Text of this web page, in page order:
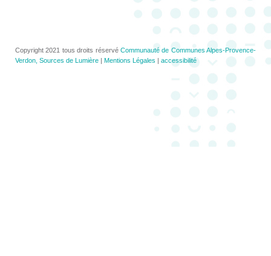
Copyright 2021 tous droits réservé Communauté de Communes Alpes-Provence-
Verdon, Sources de Lumière | Mentions Légales | accessibilité